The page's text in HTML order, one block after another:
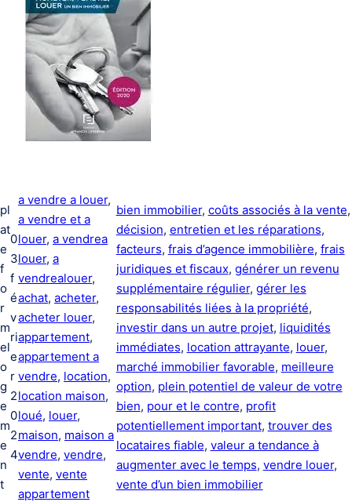
pl
at
e
f
o
r
m
el
o
g
e
m
e
n
t
0
3
f
é
v
ri
e
r
2
0
2
4
a vendre a louer
a vendre et a
louer, a vendrea
louer, a
vendrealouer
achat, acheter
acheter louer
appartement
appartement a
vendre, location
location maison
loué, louer
maison, maison a
vendre, vendre
vente, vente
appartement
bien immobilier, coûts associés à la vente
décision, entretien et les réparations
facteurs, frais d’agence immobilière, frais
juridiques et fiscaux, générer un revenu
supplémentaire régulier, gérer les
responsabilités liées à la propriété
investir dans un autre projet, liquidités
immédiates, location attrayante, louer
marché immobilier favorable, meilleure
option, plein potentiel de valeur de votre
bien, pour et le contre, profit
potentiellement important, trouver des
locataires fiable, valeur a tendance à
augmenter avec le temps, vendre louer
vente d’un bien immobilier